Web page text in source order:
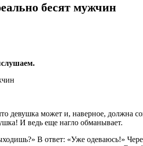
бесят мужчин
девушка может и, наверное,
И ведь еще нагло обманывает.
В ответ: «Уже одеваюсь!»